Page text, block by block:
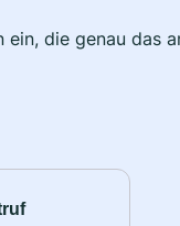
die genau das